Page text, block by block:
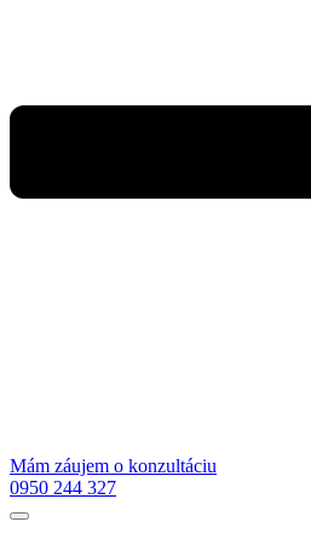
Mám záujem o konzultáciu
0950 244 327